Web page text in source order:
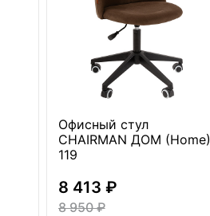
Офисный стул
CHAIRMAN ДОМ (Home)
119
8 413 ₽
8 950 ₽